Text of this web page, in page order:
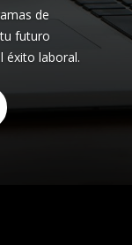
de
futuro
éxito laboral.